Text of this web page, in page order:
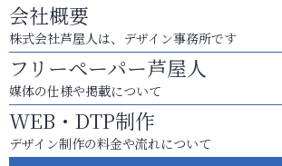
会社概要
株式会社芦屋人は、デザイン事務所です
フリーペーパー芦屋人
媒体の仕様や掲載について
WEB・DTP制作
デザイン制作の料金や流れについて